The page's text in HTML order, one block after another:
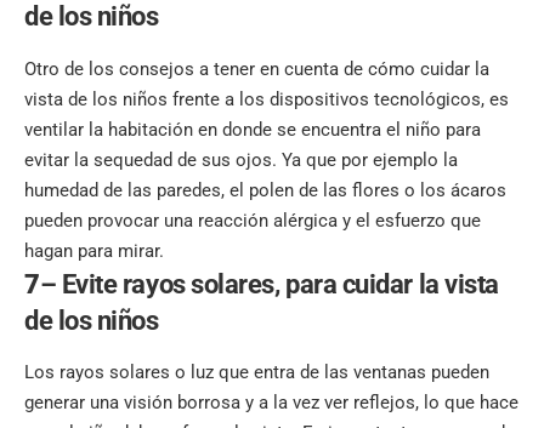
de los niños
Otro de los consejos a tener en cuenta de cómo cuidar la
vista de los niños frente a los dispositivos tecnológicos, es
ventilar la habitación en donde se encuentra el niño para
evitar la sequedad de sus ojos. Ya que por ejemplo la
humedad de las paredes, el polen de las flores o los ácaros
pueden provocar una reacción alérgica y el esfuerzo que
hagan para mirar.
7– Evite rayos solares, para cuidar la vista
de los niños
Los rayos solares o luz que entra de las ventanas pueden
generar una visión borrosa y a la vez ver reflejos, lo que hace